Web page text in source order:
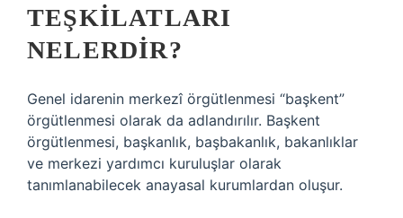
TEŞKILATLARI
NELERDIR?
Genel idarenin merkezî örgütlenmesi “başkent”
örgütlenmesi olarak da adlandırılır. Başkent
örgütlenmesi, başkanlık, başbakanlık, bakanlıklar
ve merkezi yardımcı kuruluşlar olarak
tanımlanabilecek anayasal kurumlardan oluşur.